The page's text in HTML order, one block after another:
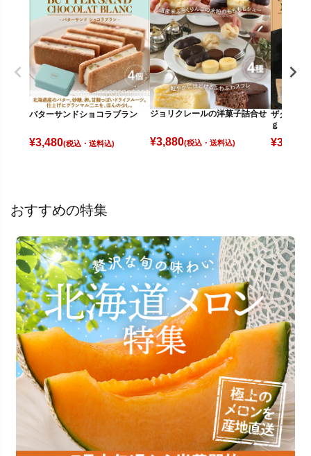
バターサンドショコラブラン
¥3,480(税込)
ジョリクレールの洋菓子詰合せ
¥3,880(税込)
ザクザク
ｇ
¥3,880
おすすめの特集